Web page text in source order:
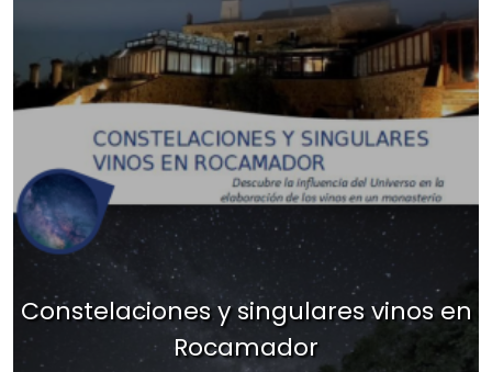
Constelaciones y singulares vinos en
Rocamador